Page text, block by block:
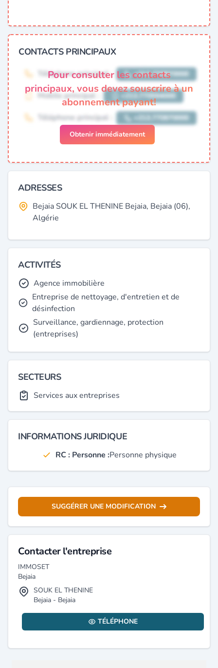
CONTACTS PRINCIPAUX
Pour consulter les contacts
principaux, vous devez souscrire à un
abonnement payant!
Obtenir immédiatement
ADRESSES
Bejaia SOUK EL THENINE Bejaia, Bejaia (06),
Algérie
ACTIVITÉS
Agence immobilière
Entreprise de nettoyage, d'entretien et de
désinfection
Surveillance, gardiennage, protection
(entreprises)
SECTEURS
Services aux entreprises
INFORMATIONS JURIDIQUE
RC : Personne :Personne physique
SUGGÉRER UNE MODIFICATION
Contacter l'entreprise
IMMOSET
Bejaia
SOUK EL THENINE
Bejaia - Bejaia
TÉLÉPHONE